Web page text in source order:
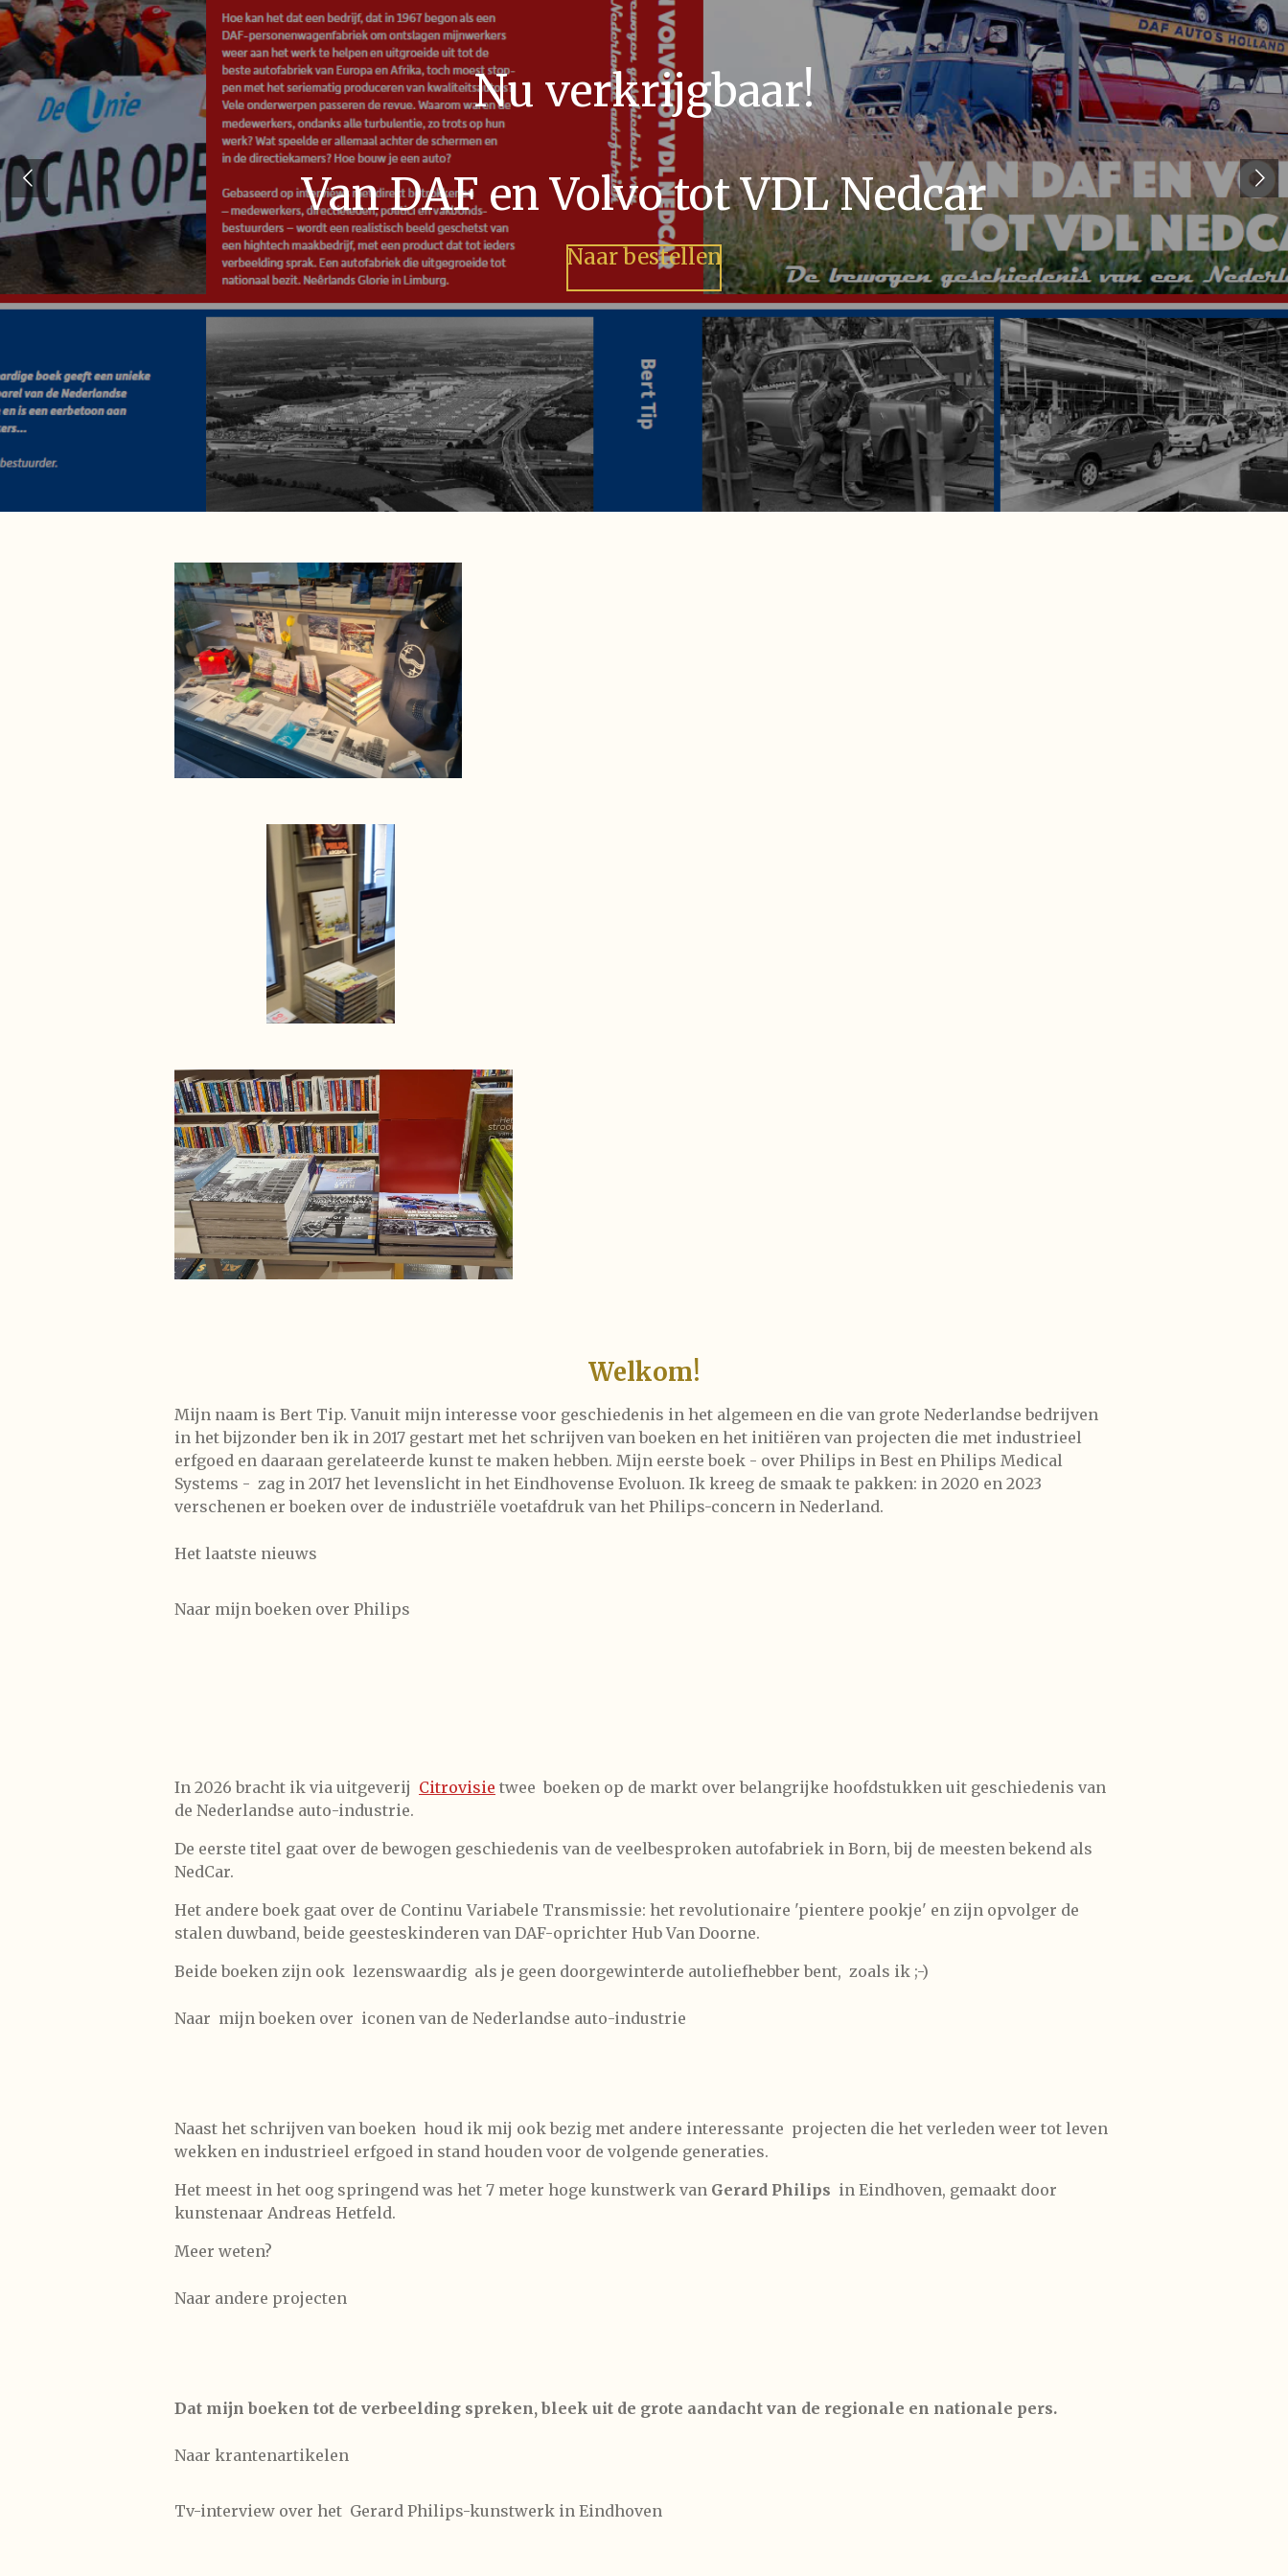
Nu verkrijgbaar!
Van DAF en Volvo tot VDL Nedcar
Naar bestellen
Welkom!
Mijn naam is Bert Tip. Vanuit mijn interesse voor geschiedenis in het algemeen en die van grote Nederlandse bedrijven
in het bijzonder ben ik in 2017 gestart met het schrijven van boeken en het initiëren van projecten die met industrieel
erfgoed en daaraan gerelateerde kunst te maken hebben. Mijn eerste boek - over Philips in Best en Philips Medical
Systems - zag in 2017 het levenslicht in het Eindhovense Evoluon. Ik kreeg de smaak te pakken: in 2020 en 2023
verschenen er boeken over de industriële voetafdruk van het Philips-concern in Nederland.
Het laatste nieuws
Naar mijn boeken over Philips
In 2026 bracht ik via uitgeverij Citrovisie twee boeken op de markt over belangrijke hoofdstukken uit geschiedenis van
de Nederlandse auto-industrie.
De eerste titel gaat over de bewogen geschiedenis van de veelbesproken autofabriek in Born, bij de meesten bekend als
NedCar.
Het andere boek gaat over de Continu Variabele Transmissie: het revolutionaire 'pientere pookje' en zijn opvolger de
stalen duwband, beide geesteskinderen van DAF-oprichter Hub Van Doorne.
Beide boeken zijn ook lezenswaardig als je geen doorgewinterde autoliefhebber bent, zoals ik ;-)
Naar mijn boeken over iconen van de Nederlandse auto-industrie
Naast het schrijven van boeken houd ik mij ook bezig met andere interessante projecten die het verleden weer tot leven
wekken en industrieel erfgoed in stand houden voor de volgende generaties.
Het meest in het oog springend was het 7 meter hoge kunstwerk van Gerard Philips in Eindhoven, gemaakt door
kunstenaar Andreas Hetfeld.
Meer weten?
Naar andere projecten
Dat mijn boeken tot de verbeelding spreken, bleek uit de grote aandacht van de regionale en nationale pers.
Naar krantenartikelen
Tv-interview over het Gerard Philips-kunstwerk in Eindhoven